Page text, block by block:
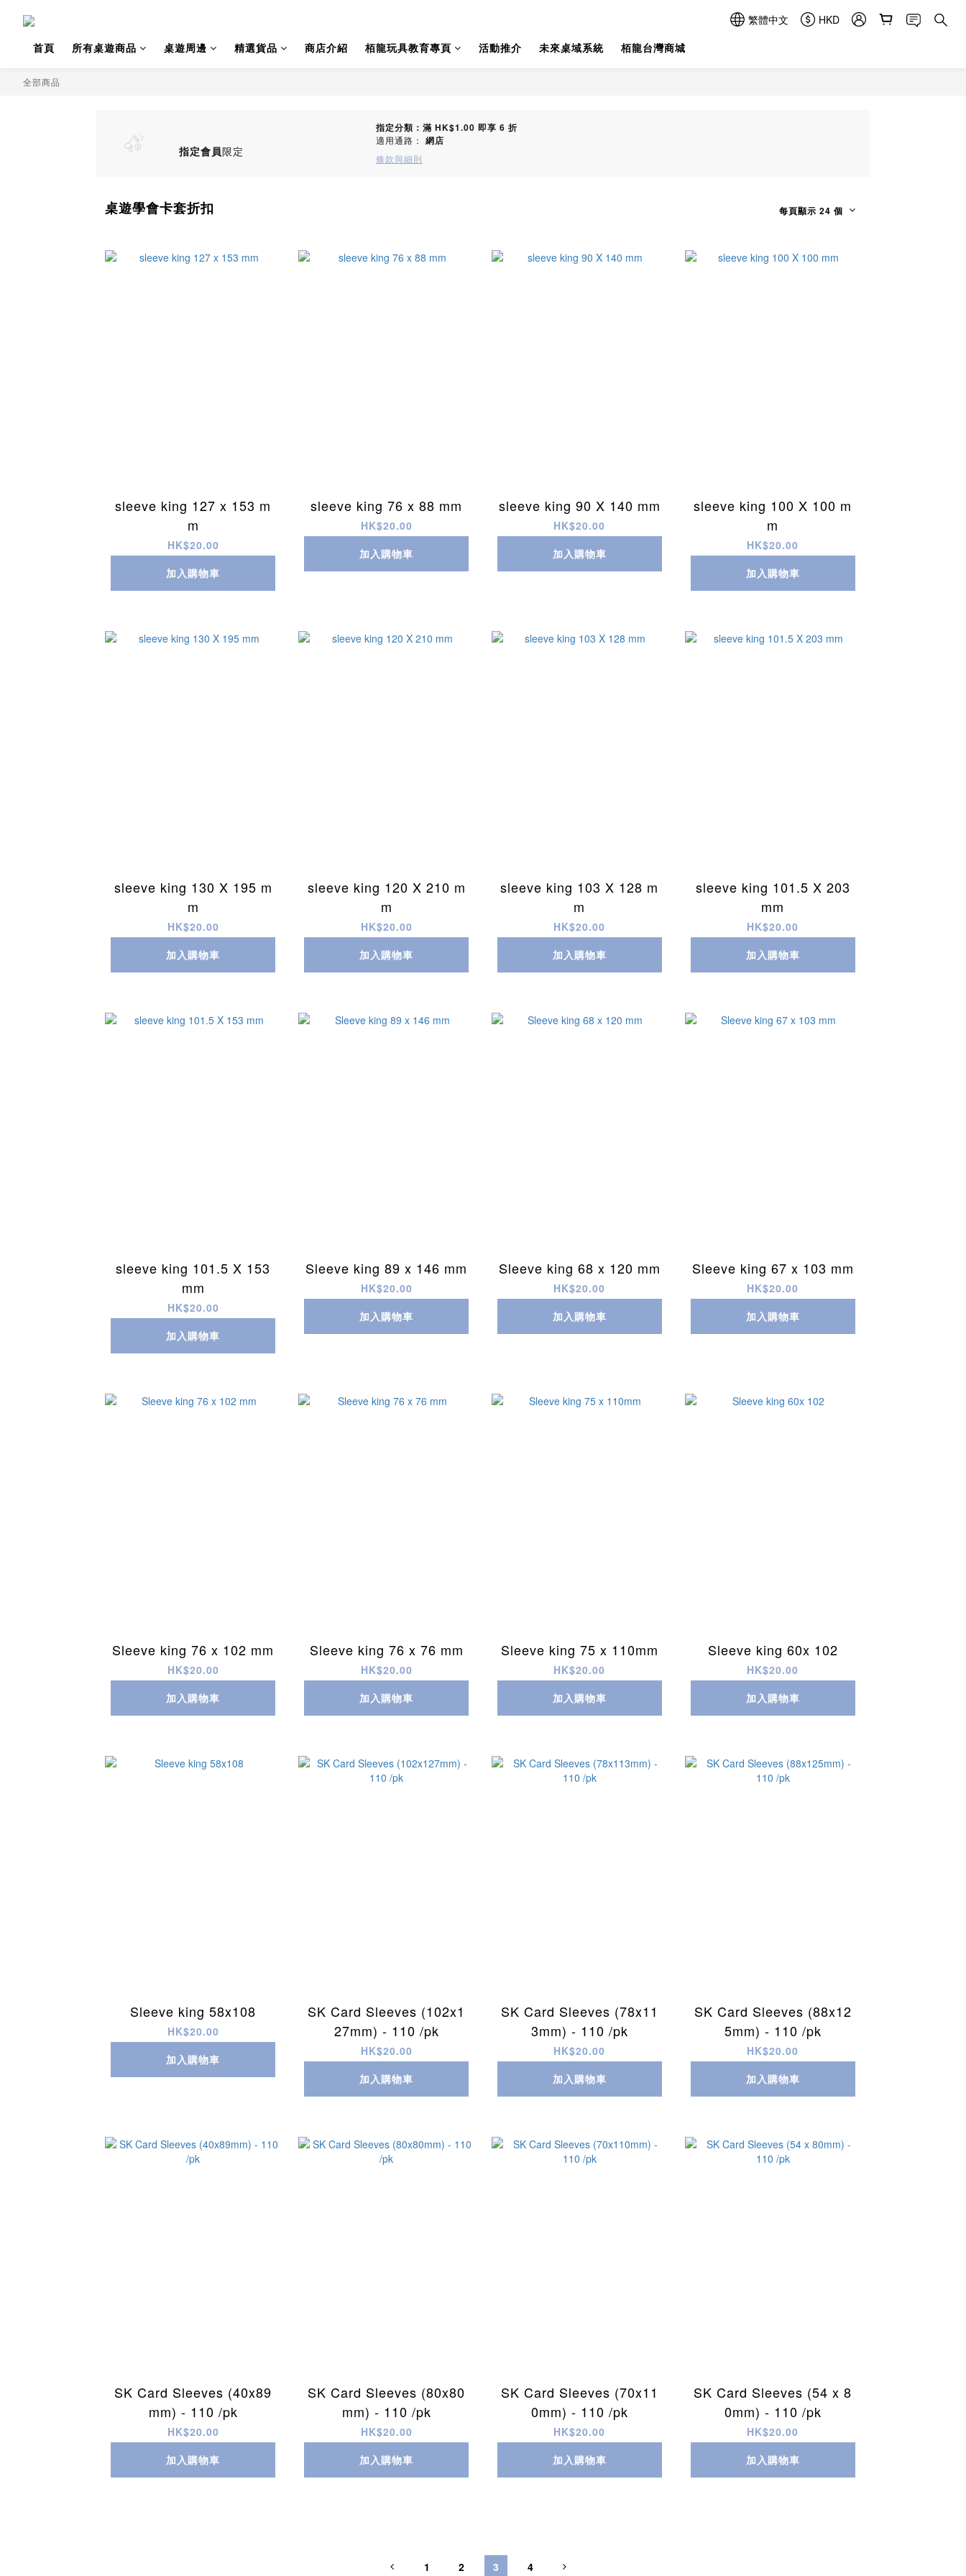
繁體中文
HKD
首頁
所有桌遊商品 桌遊周邊 精選貨品 商店介紹 栢龍玩具教育專頁 活動推介 未來桌域系統 栢龍台灣商城
全部商品
指定會員限定
指定分類：滿 HK$1.00 即享 6 折
適用通路： 網店
條款與細則
桌遊學會卡套折扣 每頁顯示 24 個
sleeve king 127 x 153 m
m
HK$20.00
加入購物車
sleeve king 76 x 88 mm
HK$20.00
加入購物車
sleeve king 90 X 140 mm
HK$20.00
加入購物車
sleeve king 100 X 100 m
m
HK$20.00
加入購物車
sleeve king 130 X 195 m
m
HK$20.00
加入購物車
sleeve king 120 X 210 m
m
HK$20.00
加入購物車
sleeve king 103 X 128 m
m
HK$20.00
加入購物車
sleeve king 101.5 X 203
mm
HK$20.00
加入購物車
sleeve king 101.5 X 153
mm
HK$20.00
加入購物車
Sleeve king 89 x 146 mm
HK$20.00
加入購物車
Sleeve king 68 x 120 mm
HK$20.00
加入購物車
Sleeve king 67 x 103 mm
HK$20.00
加入購物車
Sleeve king 76 x 102 mm
HK$20.00
加入購物車
Sleeve king 76 x 76 mm
HK$20.00
加入購物車
Sleeve king 75 x 110mm
HK$20.00
加入購物車
Sleeve king 60x 102
HK$20.00
加入購物車
Sleeve king 58x108
HK$20.00
加入購物車
SK Card Sleeves (102x1
27mm) - 110 /pk
HK$20.00
加入購物車
SK Card Sleeves (78x11
3mm) - 110 /pk
HK$20.00
加入購物車
SK Card Sleeves (88x12
5mm) - 110 /pk
HK$20.00
加入購物車
SK Card Sleeves (40x89
mm) - 110 /pk
HK$20.00
加入購物車
SK Card Sleeves (80x80
mm) - 110 /pk
HK$20.00
加入購物車
SK Card Sleeves (70x11
0mm) - 110 /pk
HK$20.00
加入購物車
SK Card Sleeves (54 x 8
0mm) - 110 /pk
HK$20.00
加入購物車
1 2 3 4